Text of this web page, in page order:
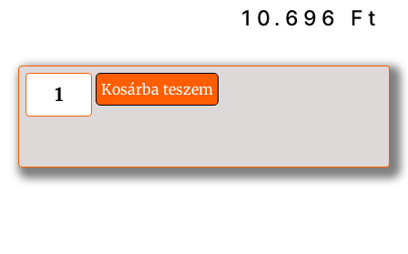
10.696 Ft
Kosárba teszem